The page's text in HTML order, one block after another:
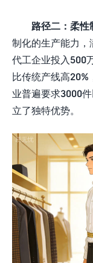
路径二：柔性
制化的生产能力，
代工企业投入500
比传统产线高
业普遍要求3000
立了独特优势。